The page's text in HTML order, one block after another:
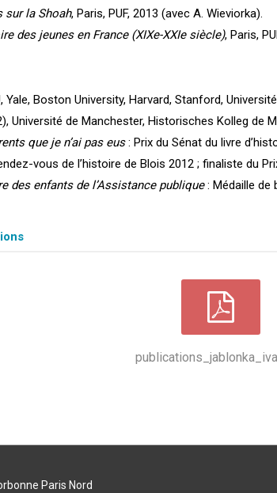
sur la Shoah, Paris, PUF, 2013 (avec A. Wieviorka).
des jeunes en France (XIXe-XXIe siècle), Paris,
Yale, Boston University, Harvard, Stanford,
Université de Manchester, Historisches Kolleg de
que je n’ai pas eus: Prix du Sénat du livre
vous de l’histoire de Blois 2012 ; finaliste du
des enfants de l’Assistance publique: Médaille de
Paris Nord